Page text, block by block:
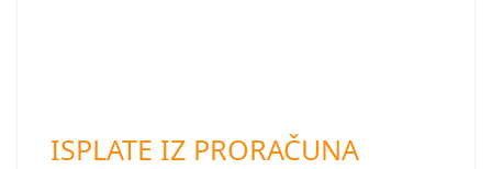
ISPLATE IZ PRORAČUNA